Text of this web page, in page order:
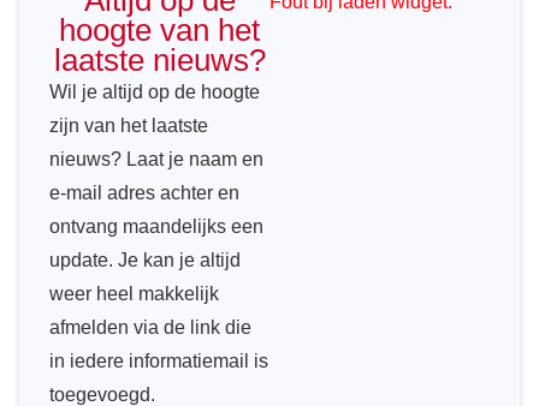
hoogte van het
laatste nieuws?
Wil je altijd op de hoogte
zijn van het laatste
nieuws? Laat je naam en
e-mail adres achter en
ontvang maandelijks een
update. Je kan je altijd
weer heel makkelijk
afmelden via de link die
in iedere informatiemail is
toegevoegd.